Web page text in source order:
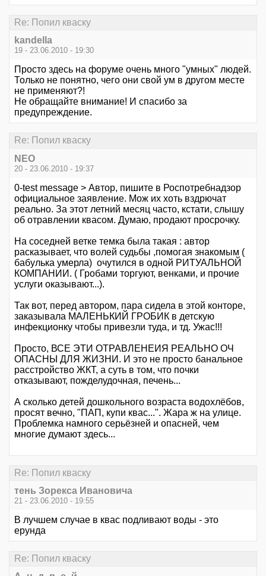
Re: Попил кваску
kandella
19 - 23.06.2010 - 19:30
Просто здесь на форуме очень много "умных" людей.
Только не понятно, чего они свой ум в другом месте
не применяют?!
Не обращайте внимание! И спасибо за
предупреждение.
Re: Попил кваску
NEO
20 - 23.06.2010 - 19:37
0-test message > Автор, пишите в Роспотребнадзор
официальное заявление. Мож их хоть вздрючат
реально. За этот летний месяц часто, кстати, слышу
об отравлении квасом. Думаю, продают просрочку.
На соседней ветке темка была такая : автор
расказывает, что волей судьбы ,помогая знакомым (
бабулька умерла) очутился в одной РИТУАЛЬНОЙ
КОМПАНИИ. ( Гробами торгуют, венками, и прочие
услуги оказывают...).
Так вот, перед автором, пара сидела в этой конторе,
заказывала МАЛЕНЬКИЙ ГРОБИК в детскую
инфекционку чтобы привезли туда, и тд. Ужас!!!
Просто, ВСЕ ЭТИ ОТРАВЛЕНЕИЯ РЕАЛЬНО ОЧ
ОПАСНЫ ДЛЯ ЖИЗНИ. И это не просто банальное
расстройство ЖКТ, а суть в том, что почки
отказывают, пожделудочная, печень...
А сколько детей дошкольного возраста водохлёбов,
просят вечно, "ПАП, купи квас...". Жара ж на улице.
Проблемка намного серьёзней и опасней, чем
многие думают здесь...
Re: Попил кваску
тень Зорекса Ивановича
21 - 23.06.2010 - 19:55
В лучшем случае в квас подливают воды - это
ерунда
Re: Попил кваску